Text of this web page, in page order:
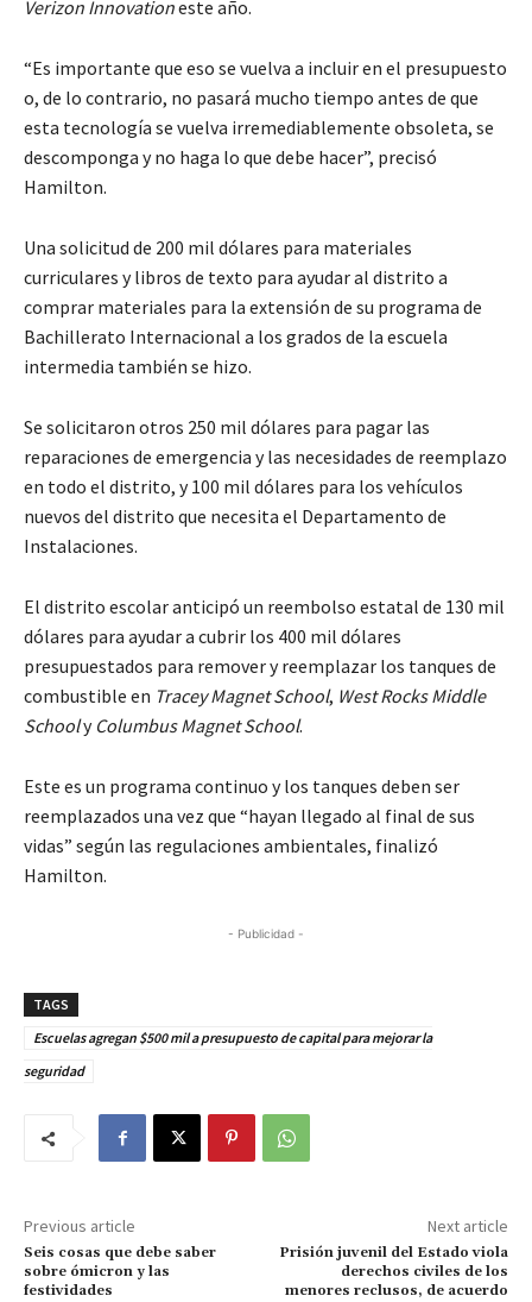
Verizon Innovationeste año.
“Es importante que eso se vuelva a incluir en el presupuesto
o, de lo contrario, no pasará mucho tiempo antes de que
esta tecnología se vuelva irremediablemente obsoleta, se
descomponga y no haga lo que debe hacer”, precisó
Hamilton.
Una solicitud de 200 mil dólares para materiales
curriculares y libros de texto para ayudar al distrito a
comprar materiales para la extensión de su programa de
Bachillerato Internacional a los grados de la escuela
intermedia también se hizo.
Se solicitaron otros 250 mil dólares para pagar las
reparaciones de emergencia y las necesidades de reemplazo
en todo el distrito, y 100 mil dólares para los vehículos
nuevos del distrito que necesita el Departamento de
Instalaciones.
El distrito escolar anticipó un reembolso estatal de 130 mil
dólares para ayudar a cubrir los 400 mil dólares
presupuestados para remover y reemplazar los tanques de
combustible en Tracey Magnet School, West Rocks Middle
Schooly Columbus Magnet School.
Este es un programa continuo y los tanques deben ser
reemplazados una vez que “hayan llegado al final de sus
vidas” según las regulaciones ambientales, finalizó
Hamilton.
- Publicidad -
TAGS
Escuelas agregan $500 mil a presupuesto de capital para mejorar la
seguridad
Previous article
Seis cosas que debe saber
sobre ómicron y las
festividades
Next article
Prisión juvenil del Estado viola
derechos civiles de los
menores reclusos, de acuerdo